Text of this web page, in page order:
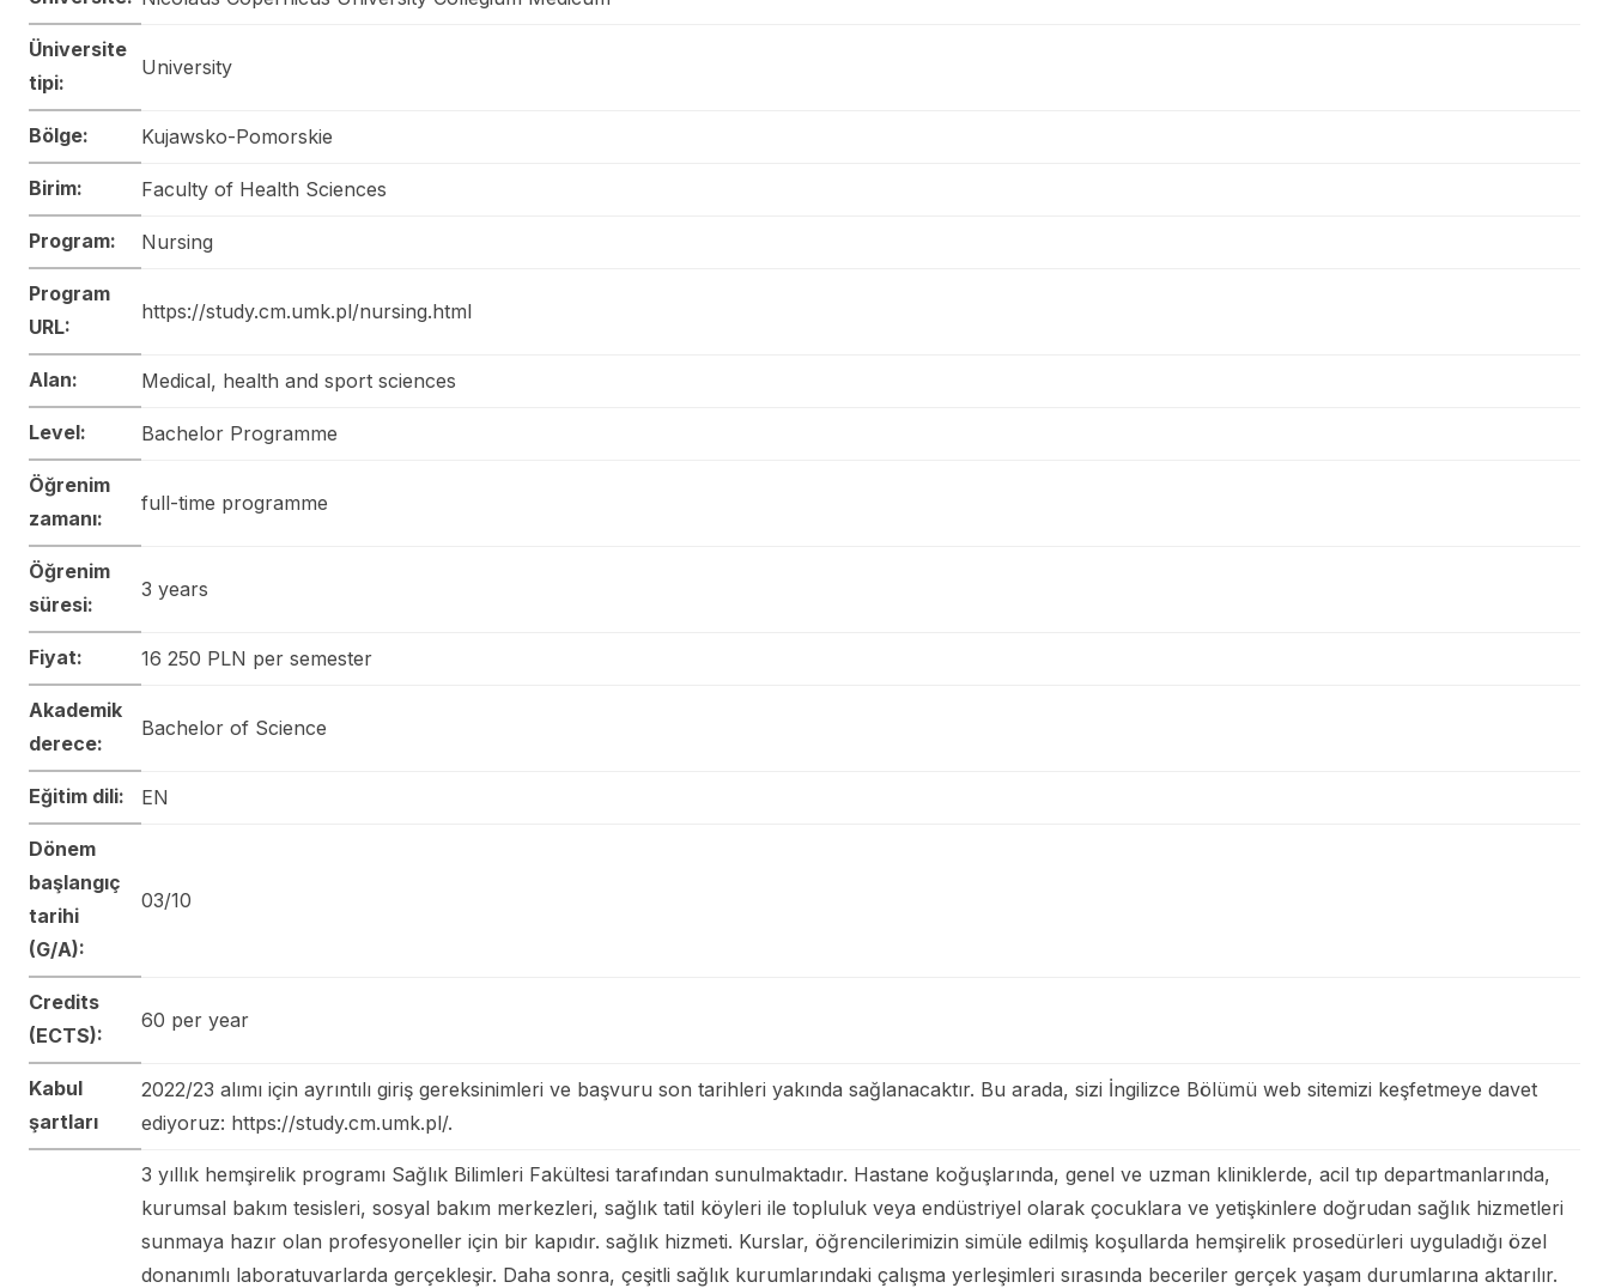
Üniversite
tipi:
University
Bölge: Kujawsko-Pomorskie
Birim: Faculty of Health Sciences
Program: Nursing
Program
URL:
https://study.cm.umk.pl/nursing.html
Alan: Medical, health and sport sciences
Level: Bachelor Programme
Öğrenim
zamanı:
full-time programme
Öğrenim
süresi:
3 years
Fiyat: 16 250 PLN per semester
Akademik
derece:
Bachelor of Science
Eğitim dili: EN
Dönem
başlangıç
tarihi
(G/A):
03/10
Credits
(ECTS):
60 per year
Kabul
şartları
2022/23 alımı için ayrıntılı giriş gereksinimleri ve başvuru son tarihleri ​​yakında sağlanacaktır. Bu arada, sizi İngilizce Bölümü web sitemizi keşfetmeye davet
ediyoruz: https://study.cm.umk.pl/.
3 yıllık hemşirelik programı Sağlık Bilimleri Fakültesi tarafından sunulmaktadır. Hastane koğuşlarında, genel ve uzman kliniklerde, acil tıp departmanlarında,
kurumsal bakım tesisleri, sosyal bakım merkezleri, sağlık tatil köyleri ile topluluk veya endüstriyel olarak çocuklara ve yetişkinlere doğrudan sağlık hizmetleri
sunmaya hazır olan profesyoneller için bir kapıdır. sağlık hizmeti. Kurslar, öğrencilerimizin simüle edilmiş koşullarda hemşirelik prosedürleri uyguladığı özel
donanımlı laboratuvarlarda gerçekleşir. Daha sonra, çeşitli sağlık kurumlarındaki çalışma yerleşimleri sırasında beceriler gerçek yaşam durumlarına aktarılır.